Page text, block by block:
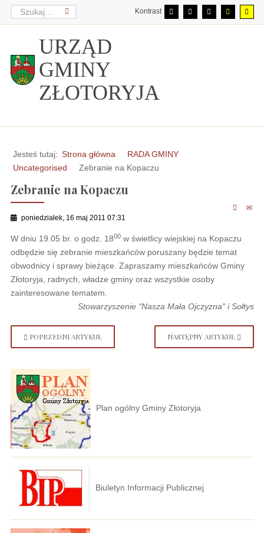
Kontrast
URZĄD
GMINY
ZŁOTORYJA
Jesteś tutaj: Strona główna
RADA GMINY
Uncategorised
Zebranie na Kopaczu
Zebranie na Kopaczu
poniedziałek, 16 maj 2011 07:31
W dniu 19.05 br. o godz. 1800w świetlicy wiejskiej na Kopaczu
odbędzie się zebranie mieszkańców poruszany będzie temat
obwodnicy i sprawy bieżące. Zapraszamy mieszkańców Gminy
Złotoryja, radnych, władze gminy oraz wszystkie osoby
zainteresowane tematem.
Stowarzyszenie "Nasza Mała Ojczyzna" i Sołtys
POPRZEDNI ARTYKUŁ NASTĘPNY ARTYKUŁ
Plan ogólny Gminy Złotoryja
Biuletyn Informacji Publicznej